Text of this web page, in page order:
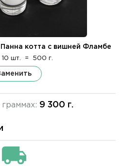
котта с вишней Фламбе
10 шт. = 500 г.
9 300 г.